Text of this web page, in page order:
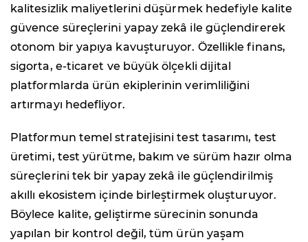
kalitesizlik maliyetlerini düşürmek hedefiyle kalite
güvence süreçlerini yapay zekâ ile güçlendirerek
otonom bir yapıya kavuşturuyor. Özellikle finans,
sigorta, e-ticaret ve büyük ölçekli dijital
platformlarda ürün ekiplerinin verimliliğini
artırmayı hedefliyor.
Platformun temel stratejisini test tasarımı, test
üretimi, test yürütme, bakım ve sürüm hazır olma
süreçlerini tek bir yapay zekâ ile güçlendirilmiş
akıllı ekosistem içinde birleştirmek oluşturuyor.
Böylece kalite, geliştirme sürecinin sonunda
yapılan bir kontrol değil, tüm ürün yaşam